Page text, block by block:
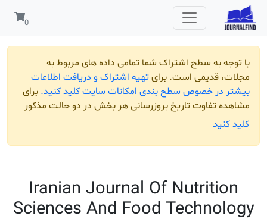
به سطح اشتراک شما تمامی داده های مربوط به
قدیمی است. برای تهیه اشتراک و دریافت اطلاعات
خصوص سطح بندی امکانات سایت کلید کنید.برای
تاریخ بروزرسانی هر بخش در دو حالت مذکور
Iranian Journal Of
Sciences And Food